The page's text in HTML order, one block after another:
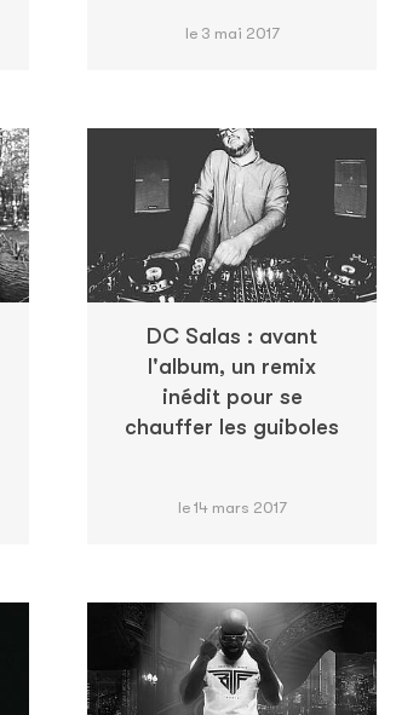
le 3 mai 2017
DC Salas : avant
l'album, un remix
inédit pour se
chauffer les guiboles
le 14 mars 2017